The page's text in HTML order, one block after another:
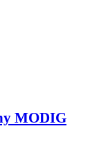
MODIG